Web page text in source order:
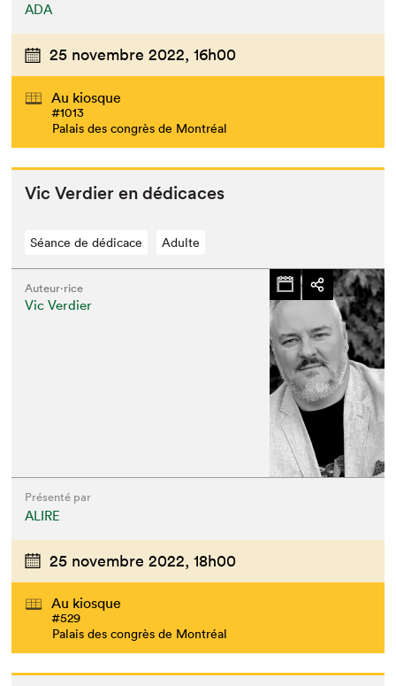
ADA
25 novembre 2022, 16h00
Au kiosque
#1013
Palais des congrès de Montréal
Vic Verdier en dédicaces
Séance de dédicace Adulte
Auteur·rice
Vic Verdier
Présenté par
ALIRE
25 novembre 2022, 18h00
Au kiosque
#529
Palais des congrès de Montréal